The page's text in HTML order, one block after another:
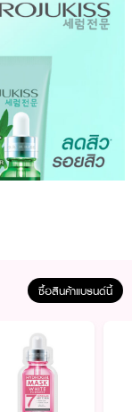
ซื้อสินค้าแบรนด์นี้